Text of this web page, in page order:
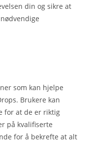
din og sikre at
som kan hjelpe
Brukere kan
for at de er riktig
på kvalifiserte
for å bekrefte at alt